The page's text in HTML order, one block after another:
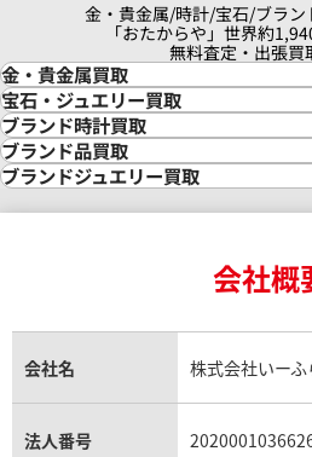
ンテール LM デイト
格
日時点の参考買取価格です
カ
参
金・貴金属/時計/宝石/ブラン
「おたからや」世界約
無料査定・出張買
金・貴金属買取
金買取
金の相場価格情報
金の参考買取価格一覧
インゴット買取
インゴットの相場価格情報
24金買取
金貨買取
貴金属買取
銀・シルバー買取
パラジウム買取
宝石・ジュエリー買取
宝石・ジュエリー買取
ダイヤモンド買取
ダイヤモンド・宝石の参考価格一覧
リング・結婚指輪買取
エメラルド買取
トパーズ買取
タンザナイト買取
キャッツアイ買取
ブランド時計買取
時計買取
ロレックス買取
ロレックス デイトナ買取
ロレックス サブマリーナー買取
ロレックス エクスプローラー買取
ロレックス デイトジャスト買取
パテック フィリップノーチラス買取
ヴァシュロン・コンスタンタン買取
ブランド品買取
ブランド買取
シャネル マトラッセ買取
セリーヌ買取
ブランドジュエリー買取
ヴァンクリーフ＆アーペル買取
ショーメ買取
ダミアーニ買取
会社概
会社名 株式会社いーふ
法人番号